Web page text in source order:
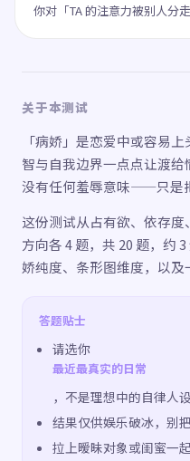
你对「TA 的注意力被别人分
关于本测试
「病娇」是恋爱中或容易
智与自我边界一点点让渡
没有任何羞辱意味——只是
这份测试从占有欲、依存
方向各 4 题，共 20 题，约
娇纯度、条形图维度，以及
答题贴士
请选你
最近最真实的日常
，不是理想中的自律人设
结果仅供娱乐破冰，别
拉上暧昧对象或闺蜜一